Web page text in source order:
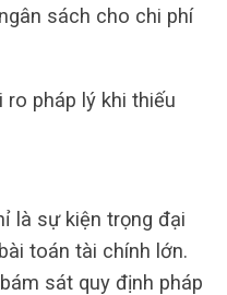
sách cho chi phí
ro pháp lý khi thiếu
là sự kiện trọng đại
toán tài chính lớn.
sát quy định pháp